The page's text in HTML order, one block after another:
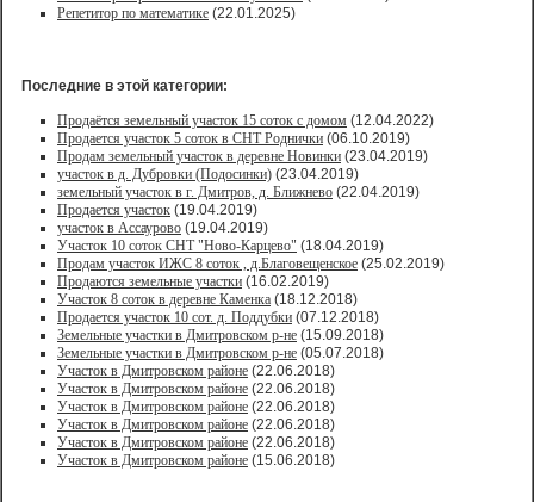
Репетитор по математике (22.01.2025)
Последние в этой категории:
Продаётся земельный участок 15 соток с домом (12.04.2022)
Продается участок 5 соток в СНТ Роднички (06.10.2019)
Продам земельный участок в деревне Новинки (23.04.2019)
участок в д. Дубровки (Подосинки) (23.04.2019)
земельный участок в г. Дмитров, д. Ближнево (22.04.2019)
Продается участок (19.04.2019)
участок в Ассаурово (19.04.2019)
Участок 10 соток СНТ "Ново-Карцево" (18.04.2019)
Продам участок ИЖС 8 соток , д.Благовещенское (25.02.2019)
Продаются земельные участки (16.02.2019)
Участок 8 соток в деревне Каменка (18.12.2018)
Продается участок 10 сот. д. Поддубки (07.12.2018)
Земельные участки в Дмитровском р-не (15.09.2018)
Земельные участки в Дмитровском р-не (05.07.2018)
Участок в Дмитровском районе (22.06.2018)
Участок в Дмитровском районе (22.06.2018)
Участок в Дмитровском районе (22.06.2018)
Участок в Дмитровском районе (22.06.2018)
Участок в Дмитровском районе (22.06.2018)
Участок в Дмитровском районе (15.06.2018)